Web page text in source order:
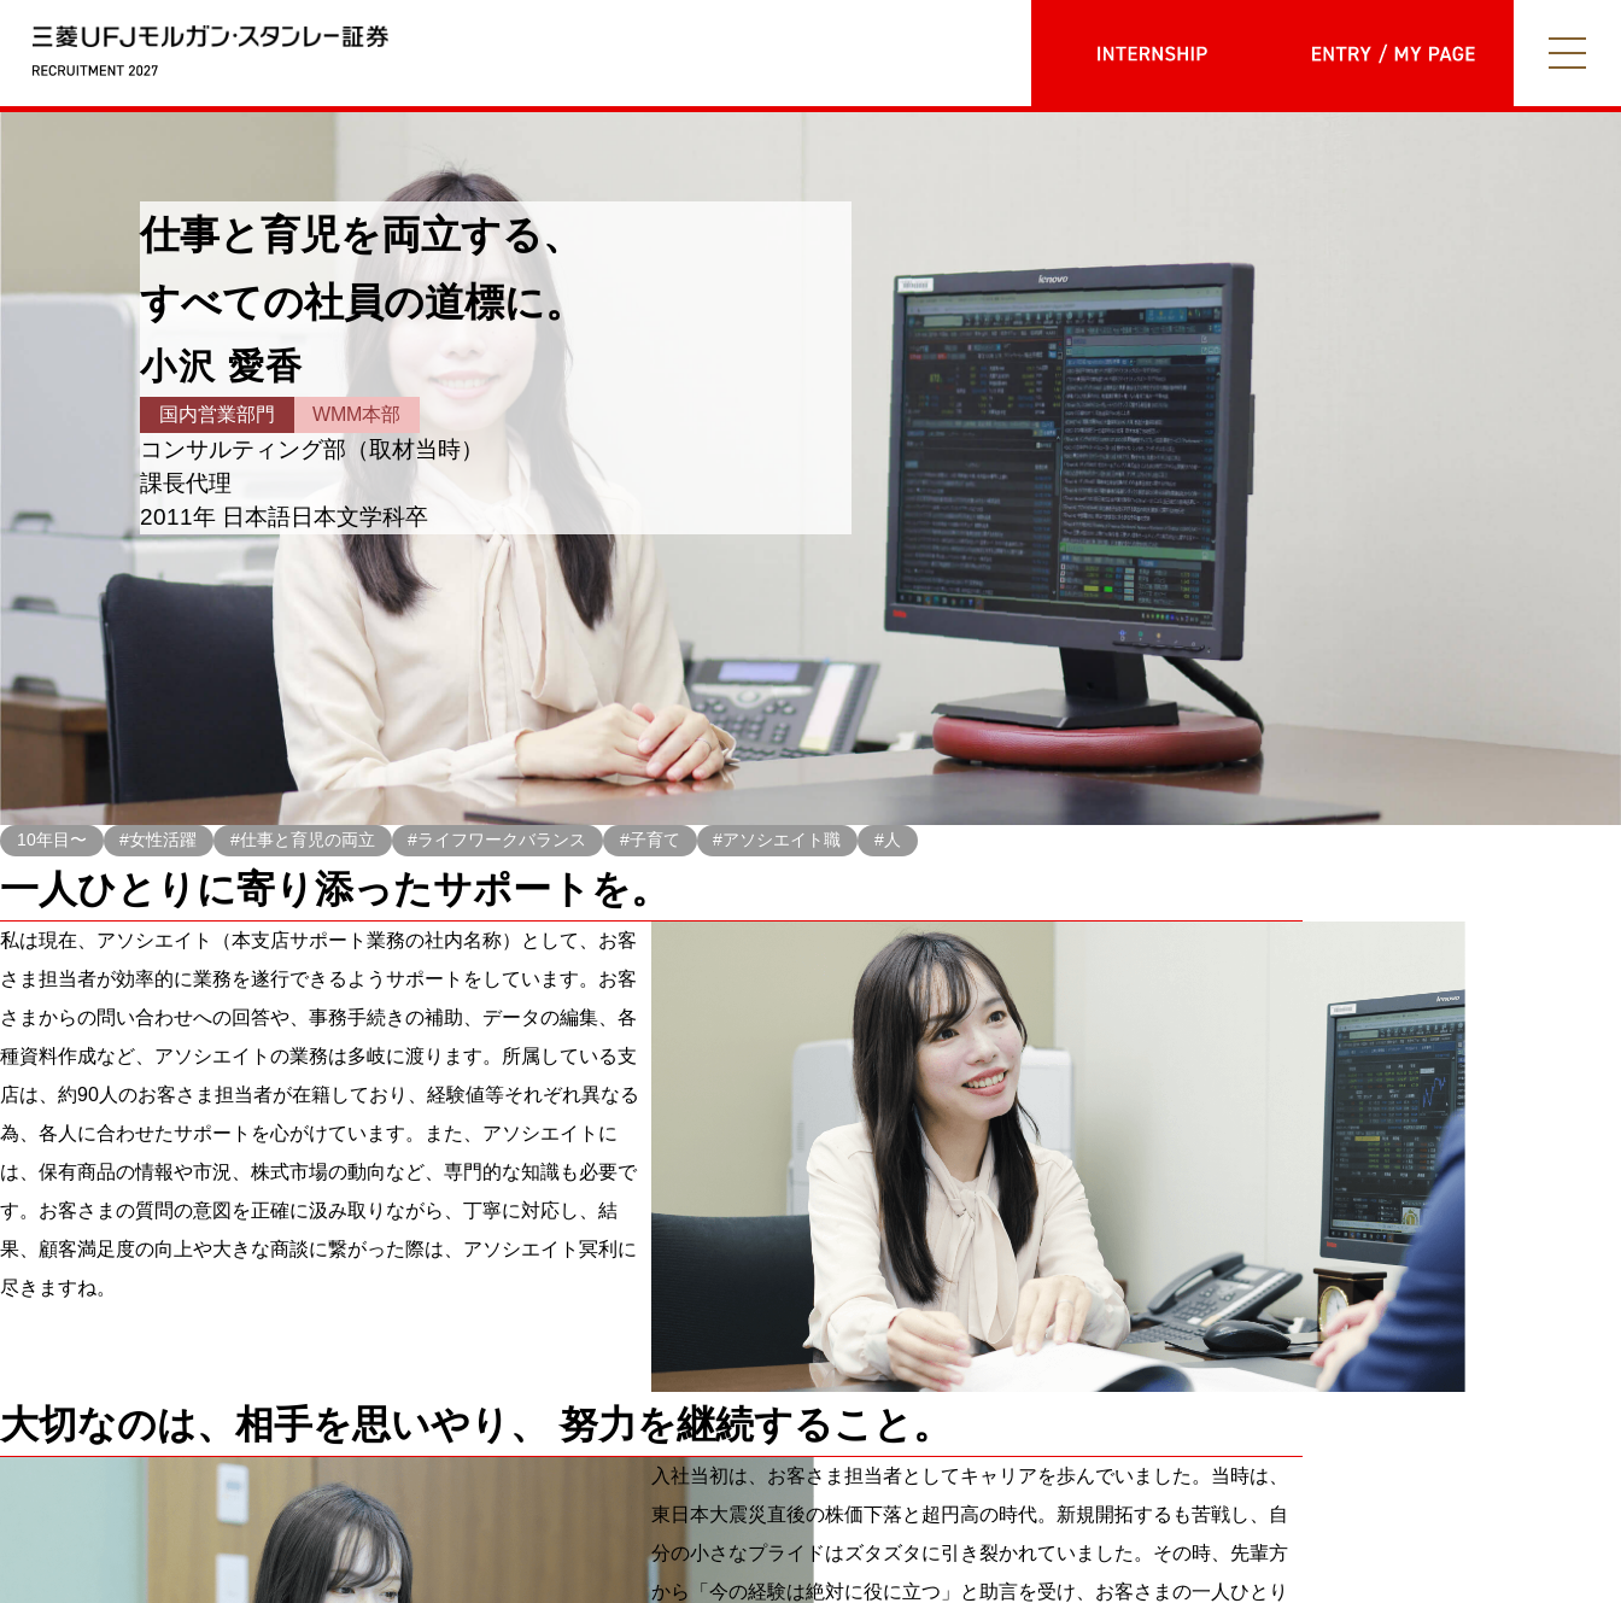
internship entry my page
仕事と育児を両立する、
すべての社員の道標に。
小沢 愛香
国内営業部門 WMM本部
コンサルティング部（取材当時）
課長代理
2011年 日本語日本文学科卒
10年目〜 #女性活躍 #仕事と育児の両立 #ライフワークバランス #子育て #アソシエイト職 #人
一人ひとりに寄り添ったサポートを。
私は現在、アソシエイト（本支店サポート業務の社内名称）として、お客
さま担当者が効率的に業務を遂行できるようサポートをしています。お客
さまからの問い合わせへの回答や、事務手続きの補助、データの編集、各
種資料作成など、アソシエイトの業務は多岐に渡ります。所属している支
店は、約90人のお客さま担当者が在籍しており、経験値等それぞれ異なる
為、各人に合わせたサポートを心がけています。また、アソシエイトに
は、保有商品の情報や市況、株式市場の動向など、専門的な知識も必要で
す。お客さまの質問の意図を正確に汲み取りながら、丁寧に対応し、結
果、顧客満足度の向上や大きな商談に繋がった際は、アソシエイト冥利に
尽きますね。
大切なのは、相手を思いやり、努力を継続すること。
入社当初は、お客さま担当者としてキャリアを歩んでいました。当時は、
東日本大震災直後の株価下落と超円高の時代。新規開拓するも苦戦し、自
分の小さなプライドはズタズタに引き裂かれていました。その時、先輩方
から「今の経験は絶対に役に立つ」と助言を受け、お客さまの一人ひとり